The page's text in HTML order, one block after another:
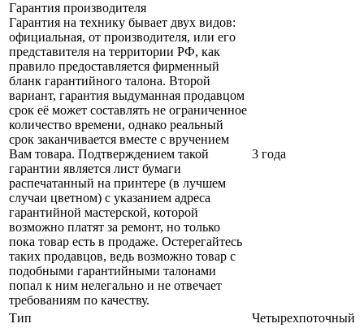
Гарантия производителя
Гарантия на технику бывает двух видов:
официальная, от производителя, или его
представителя на территории РФ, как
правило предоставляется фирменный
бланк гарантийного талона. Второй
вариант, гарантия выдуманная продавцом
срок её может составлять не ограниченное
количество времени, однако реальный
срок заканчивается вместе с вручением
Вам товара. Подтверждением такой
гарантии является лист бумаги
распечатанный на принтере (в лучшем
случаи цветном) с указанием адреса
гарантийной мастерской, которой
возможно платят за ремонт, но только
пока товар есть в продаже. Остерегайтесь
таких продавцов, ведь возможно товар с
подобными гарантийными талонами
попал к ним нелегально и не отвечает
требованиям по качеству.
3 года
Тип
Четырехпоточный